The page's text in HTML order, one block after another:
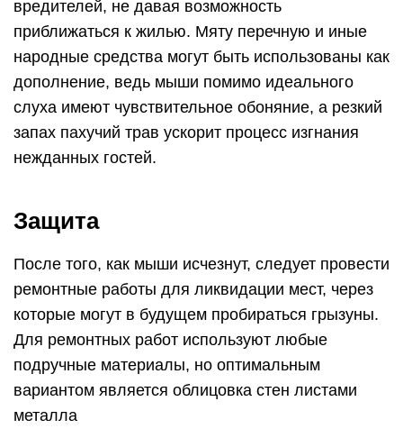
вредителей, не давая возможность
приближаться к жилью. Мяту перечную и иные
народные средства могут быть использованы как
дополнение, ведь мыши помимо идеального
слуха имеют чувствительное обоняние, а резкий
запах пахучий трав ускорит процесс изгнания
нежданных гостей.
Защита
После того, как мыши исчезнут, следует провести
ремонтные работы для ликвидации мест, через
которые могут в будущем пробираться грызуны.
Для ремонтных работ используют любые
подручные материалы, но оптимальным
вариантом является облицовка стен листами
металла